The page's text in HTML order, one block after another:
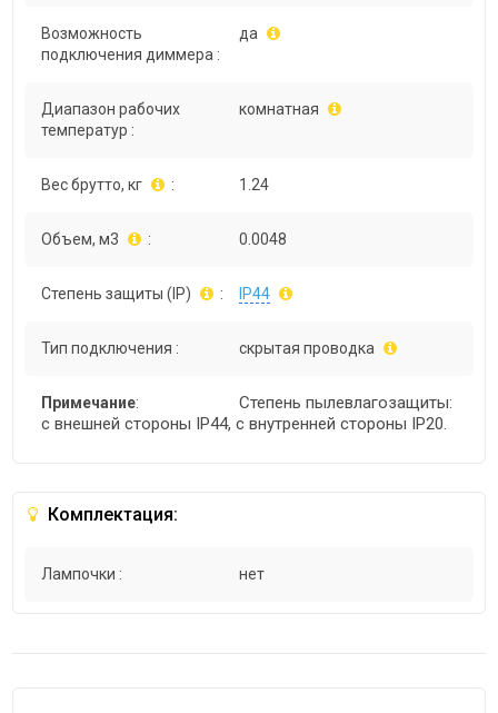
Возможность
подключения диммера :
да
Диапазон рабочих
температур :
комнатная
Вес брутто, кг : 1.24
Объем, м3 : 0.0048
Степень защиты (IP) : IP44
Тип подключения : скрытая проводка
Примечание:
Степень пылевлагозащиты:
с внешней стороны IP44, с внутренней стороны IP20.
Комплектация:
Лампочки : нет